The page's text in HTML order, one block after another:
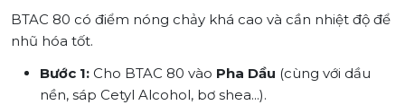
BTAC 80 có điểm nóng chảy khá cao và cần nhiệt độ để
nhũ hóa tốt.
Bước 1: Cho BTAC 80 vào Pha Dầu (cùng với dầu
nền, sáp Cetyl Alcohol, bơ shea...).